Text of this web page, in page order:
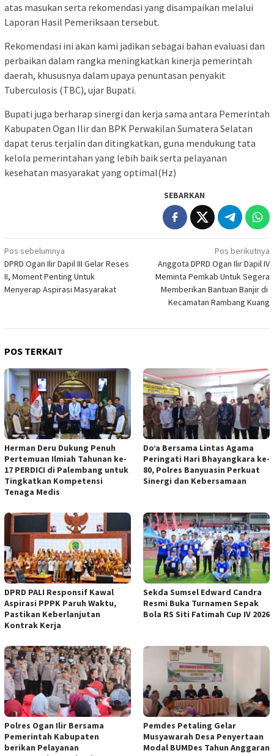
atas masukan serta rekomendasi yang disampaikan melalui
Laporan Hasil Pemeriksaan tersebut.
Rekomendasi ini akan kami jadikan sebagai bahan evaluasi dan
perbaikan dalam rangka meningkatkan kinerja pemerintah
daerah, khususnya dalam upaya penuntasan penyakit
Tuberculosis (TBC), ujar Bupati.
Bupati juga berharap sinergi dan kerja sama antara Pemerintah
Kabupaten Ogan Ilir dan BPK Perwakilan Sumatera Selatan
dapat terus terjalin dan ditingkatkan, guna mendukung tata
kelola pemerintahan yang lebih baik serta pelayanan
kesehatan masyarakat yang optimal(Hz)
SEBARKAN
Navigasi
pos
Pos sebelumnya
DPRD Ogan Ilir Dapil III Gelar Reses
II, Moment Penting Untuk
Menyerap Aspirasi Masyarakat
Pos berikutnya
Anggota DPRD Ogan Ilir Dapil IV
Meminta Pemkab Untuk Segera
Memberikan Bantuan Banjir di
Kecamatan Rambang Kuang
POS TERKAIT
Herman Deru Dukung Penuh
Pertemuan Ilmiah Tahunan ke-
17 PERDICI di Palembang untuk
Tingkatkan Kompetensi
Tenaga Medis
Do’a Bersama Lintas Agama
Peringati Hari Bhayangkara ke-
80, Polres Banyuasin Perkuat
Sinergi dan Kebersamaan
DPRD PALI Responsif Kawal
Aspirasi PPPK Paruh Waktu,
Pastikan Keberlanjutan
Kontrak Kerja
Sekda Sumsel Edward Candra
Resmi Buka Turnamen Sepak
Bola RS Siti Fatimah Cup IV 2026
Polres Ogan Ilir Bersama
Pemerintah Kabupaten
berikan Pelayanan
Pemdes Petaling Gelar
Musyawarah Desa Penyertaan
Modal BUMDes Tahun Anggaran